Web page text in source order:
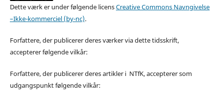
Dette værk er under følgende licensCreative Commons Navngivelse
–Ikke-kommerciel (by-nc).
Forfattere, der publicerer deres værker via dette tidsskrift,
accepterer følgende vilkår:
Forfattere, der publicerer deres artikler i NTfK, accepterer som
udgangspunkt følgende vilkår: